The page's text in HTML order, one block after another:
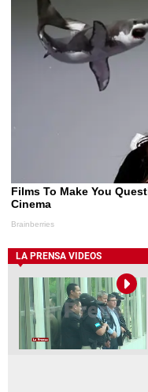
LA PRENSA VIDEOS